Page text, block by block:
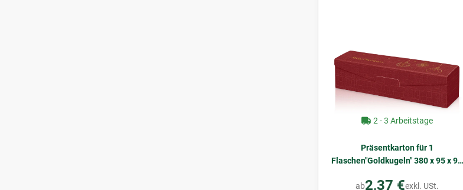
2 - 3 Arbeitstage
Präsentkarton für 1
Flaschen"Goldkugeln" 380 x 95 x 90
ab2,37 €exkl. USt.